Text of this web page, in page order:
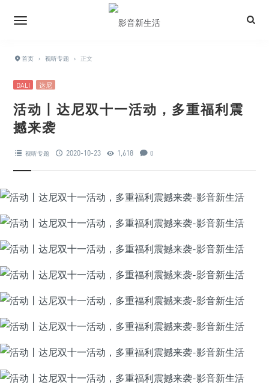
首页 › 视听专题 › 正文
DALI 达尼
活动丨达尼双十一活动，多重福利震
撼来袭
视听专题 2020-10-23 1,618 0